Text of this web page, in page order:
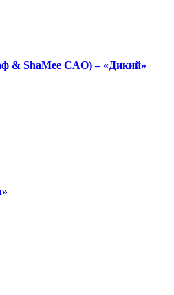
ShaMee CAO) – «Дикий»